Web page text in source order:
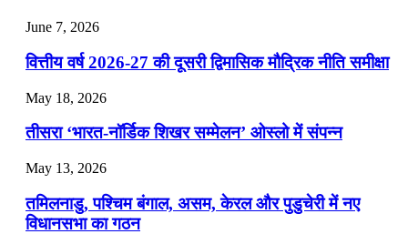
July 25, 2026
📝 डेली करेंट अफेयर्स: 22-24 जुलाई 2026
July 22, 2026
📝 डेली करेंट अफेयर्स: 19-21 जुलाई 2026
July 19, 2026
📝 डेली करेंट अफेयर्स: 16-18 जुलाई 2026
June 7, 2026
वित्तीय वर्ष 2026-27 की दूसरी द्विमासिक मौद्रिक नीति समीक्षा
May 18, 2026
तीसरा ‘भारत-नॉर्डिक शिखर सम्मेलन’ ओस्लो में संपन्न
May 13, 2026
तमिलनाडु, पश्चिम बंगाल, असम, केरल और पुडुचेरी में नए
विधानसभा का गठन